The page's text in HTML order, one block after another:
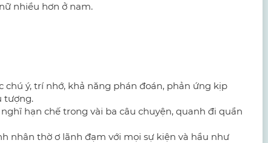
nhiều hơn ở nam.
ý, trí nhớ, khả năng phán đoán, phản ứng kịp
tượng.
hạn chế trong vài ba câu chuyện, quanh đi quẩn
nhân thờ ơ lãnh đạm với mọi sự kiện và hầu như